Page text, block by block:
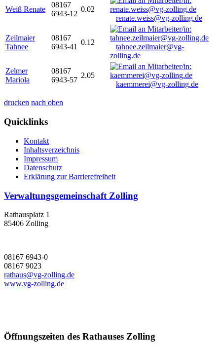
Weiß Renate
08167
6943-12
0.02
renate.weiss@vg-zolling.de
Zeilmaier
Tahnee
08167
6943-41
0.12
tahnee.zeilmaier@vg-
zolling.de
Zelmer
Mariola
08167
6943-57
2.05
kaemmerei@vg-zolling.de
drucken nach oben
Quicklinks
Kontakt
Inhaltsverzeichnis
Impressum
Datenschutz
Erklärung zur Barrierefreiheit
Verwaltungsgemeinschaft Zolling
Rathausplatz 1
85406 Zolling
08167 6943-0
08167 9023
rathaus@vg-zolling.de
www.vg-zolling.de
Öffnungszeiten des Rathauses Zolling